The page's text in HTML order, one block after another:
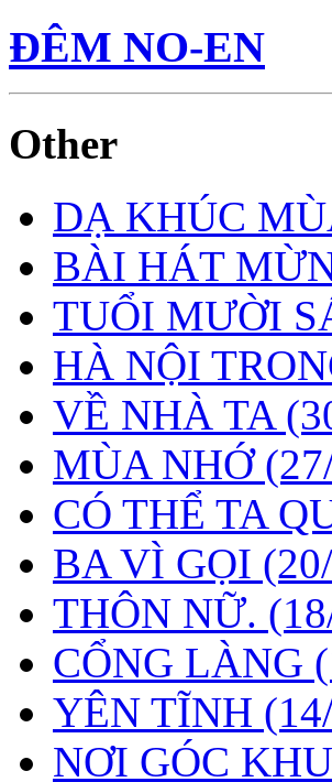
ĐÊM NO-EN
Other
DẠ KHÚC
BÀI HÁT
TUỔI MƯỜI
HÀ NỘI
VỀ NHÀ TA
MÙA NHỚ
CÓ THỂ TA
BA VÌ GỌI
THÔN NỮ.
CỔNG LÀNG
YÊN TĨNH
NƠI GÓC